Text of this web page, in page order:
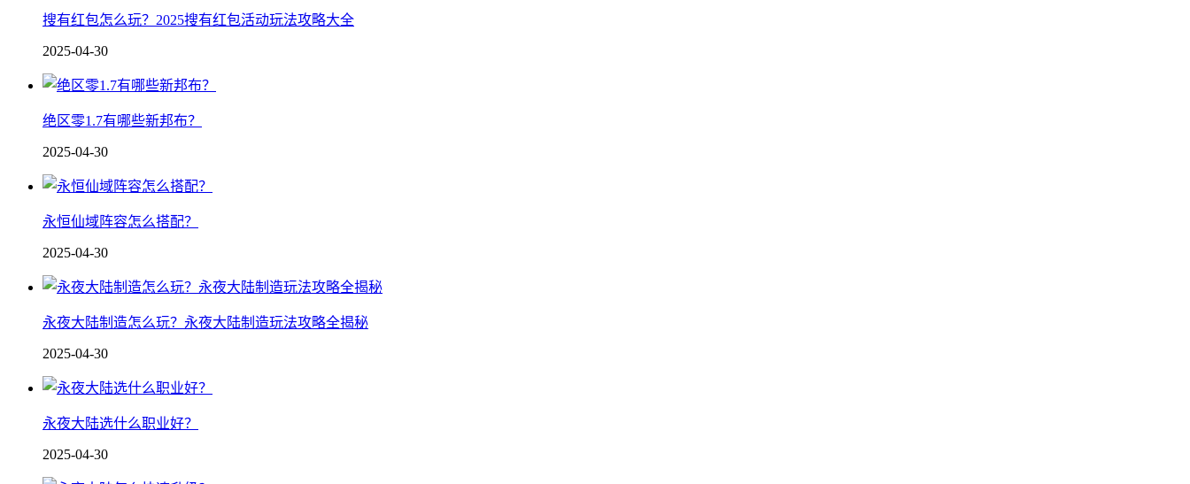
搜有红包怎么玩？2025搜有红包活动玩法攻略大全
2025-04-30
绝区零1.7有哪些新邦布？
2025-04-30
永恒仙域阵容怎么搭配？
2025-04-30
永夜大陆制造怎么玩？永夜大陆制造玩法攻略全揭秘
2025-04-30
永夜大陆选什么职业好？
2025-04-30